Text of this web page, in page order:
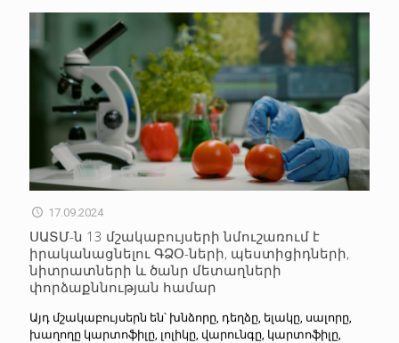
17.09.2024
ՍԱՏՄ-ն 13 մշակաբույսերի նմուշառում է
իրականացնելու ԳՁՕ-ների, պեստիցիդների,
նիտրատների և ծանր մետաղների
փորձաքննության համար
Այդ մշակաբույսերն են՝ խնձորը, դեղձը, ելակը, սալորը,
խաղողը կարտոֆիլը, լոլիկը, վարունգը, կարտոֆիլը,